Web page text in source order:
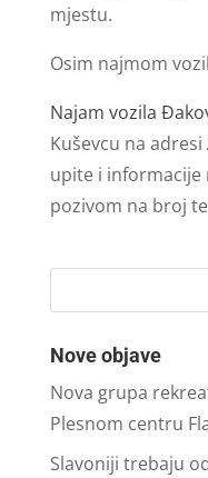
mjestu.
Osim najmom
Najam vozila
Kuševcu na adresi
upite i
pozivom na broj
Nove objave
Nova grupa
Plesnom centru
Slavoniji trebaju